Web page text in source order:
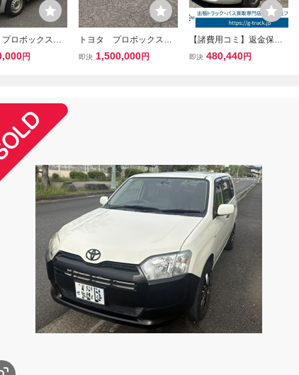
ロボックス P
ン
円
トヨタ プロボックスワ
ゴン Fエクストラパッケ
即決 1,500,000円
【諸費用コミ】返金保証
付:平成26年 トヨタ プロ
即決 480,440円